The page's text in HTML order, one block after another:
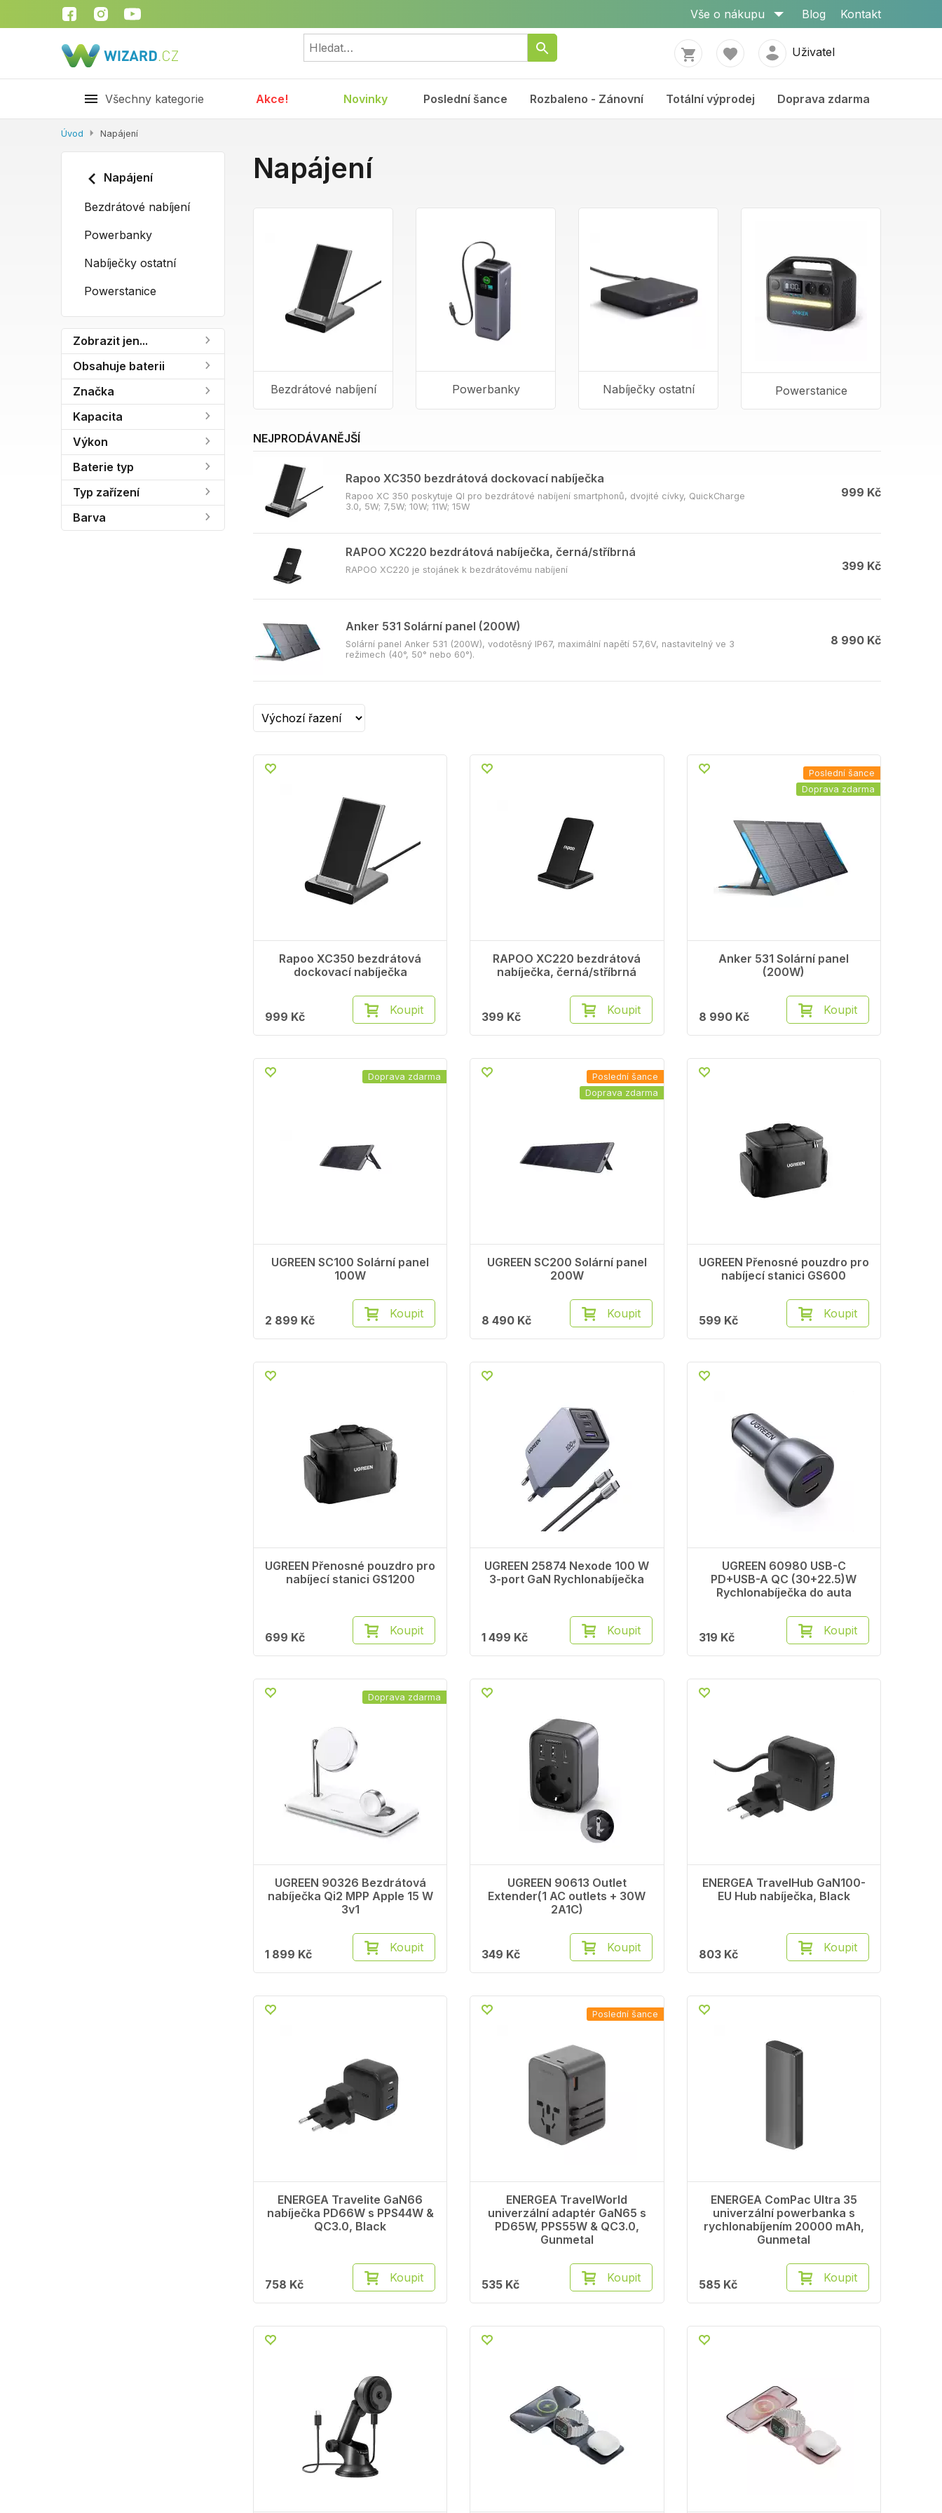
Vše o nákupu Blog Kontakt
Uživatel
Všechny kategorie Akce! Novinky Poslední šance Rozbaleno - Zánovní Totální výprodej Doprava zdarma
Úvod Napájení
Napájení
Bezdrátové nabíjení
Powerbanky
Nabíječky ostatní
Powerstanice
Zobrazit jen...
Obsahuje baterii
Značka
Kapacita
Výkon
Baterie typ
Typ zařízení
Barva
Napájení
Bezdrátové nabíjení Powerbanky Nabíječky ostatní Powerstanice
NEJPRODÁVANĚJŠÍ
Rapoo XC350 bezdrátová dockovací nabíječka
Rapoo XC 350 poskytuje QI pro bezdrátové nabíjení smartphonů, dvojité cívky, QuickCharge
3.0, 5W; 7,5W; 10W; 11W; 15W
999 Kč
RAPOO XC220 bezdrátová nabíječka, černá/stříbrná
RAPOO XC220 je stojánek k bezdrátovému nabíjení 399 Kč
Anker 531 Solární panel (200W)
Solární panel Anker 531 (200W), vodotěsný IP67, maximální napětí 57,6V, nastavitelný ve 3
režimech (40°, 50° nebo 60°).
8 990 Kč
Rapoo XC350 bezdrátová
dockovací nabíječka
999 Kč Koupit
RAPOO XC220 bezdrátová
nabíječka, černá/stříbrná
399 Kč Koupit
Anker 531 Solární panel
(200W)
8 990 Kč Koupit
Poslední šance
Doprava zdarma
UGREEN SC100 Solární panel
100W
2 899 Kč Koupit
Doprava zdarma
UGREEN SC200 Solární panel
200W
8 490 Kč Koupit
Poslední šance
Doprava zdarma
UGREEN Přenosné pouzdro pro
nabíjecí stanici GS600
599 Kč Koupit
UGREEN Přenosné pouzdro pro
nabíjecí stanici GS1200
699 Kč Koupit
UGREEN 25874 Nexode 100 W
3-port GaN Rychlonabíječka
1 499 Kč Koupit
UGREEN 60980 USB-C
PD+USB-A QC (30+22.5)W
Rychlonabíječka do auta
319 Kč Koupit
UGREEN 90326 Bezdrátová
nabíječka Qi2 MPP Apple 15 W
3v1
1 899 Kč Koupit
Doprava zdarma
UGREEN 90613 Outlet
Extender(1 AC outlets + 30W
2A1C)
349 Kč Koupit
ENERGEA TravelHub GaN100-
EU Hub nabíječka, Black
803 Kč Koupit
ENERGEA Travelite GaN66
nabíječka PD66W s PPS44W &
QC3.0, Black
758 Kč Koupit
ENERGEA TravelWorld
univerzální adaptér GaN65 s
PD65W, PPS55W & QC3.0,
Gunmetal
535 Kč Koupit
Poslední šance
ENERGEA ComPac Ultra 35
univerzální powerbanka s
rychlonabíjením 20000 mAh,
Gunmetal
585 Kč Koupit